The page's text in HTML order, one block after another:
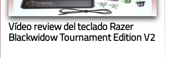
Vídeo review del teclado Razer
Blackwidow Tournament Edition V2